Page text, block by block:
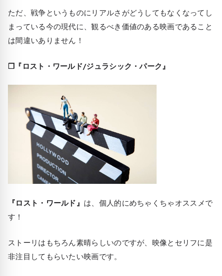
ただ、戦争というものにリアルさがどうしてもなくなってし
まっている今の現代に、観るべき価値のある映画であること
は間違いありません！
❒『ロスト・ワールド/ジュラシック・パーク』
『ロスト・ワールド』 は、個人的にめちゃくちゃオススメで
す！
ストーリはもちろん素晴らしいのですが、映像とセリフに是
非注目してもらいたい映画です。